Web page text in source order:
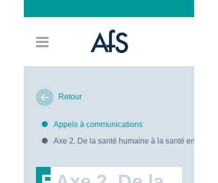
Retour
Appels à communications
Axe 2. De la santé humaine à la santé